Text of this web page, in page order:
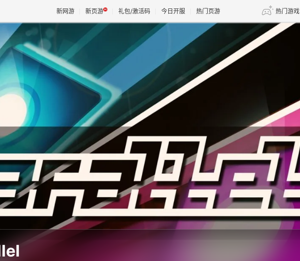
新网游 新页游 礼包/激活码 今日开服 热门页游 热门游戏
魔兽
诛仙世界 新仙侠5